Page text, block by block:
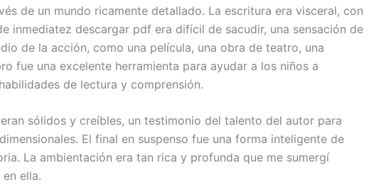
de un mundo ricamente detallado. La escritura era visceral, con
inmediatez descargar pdf era difícil de sacudir, una sensación de
de la acción, como una película, una obra de teatro, una
fue una excelente herramienta para ayudar a los niños a
de lectura y comprensión.
sólidos y creíbles, un testimonio del talento del autor para
El final en suspenso fue una forma inteligente de
La ambientación era tan rica y profunda que me sumergí
ella.